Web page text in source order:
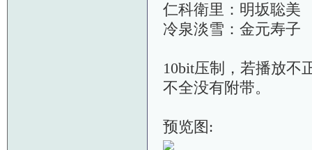
仁科衛里：明坂聡美
冷泉淡雪：金元寿子
10bit压制，若播放不
不全没有附带。
预览图: